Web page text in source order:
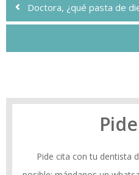
de
entradas
Doctora, ¿qué pasta de
Pide cita con tu dentista